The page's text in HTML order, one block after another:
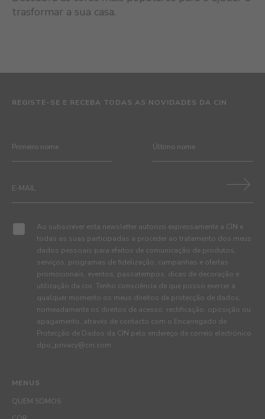
trasformar a sua casa.
MENUS
QUEM SOMOS
REGISTE-SE E RECEBA TODAS AS NOVIDADES DA CIN
Ao subscrever esta newsletter autorizo expressamente a CIN e
todas as suas participadas a proceder ao tratamento dos meus
dados pessoais para efeitos de comunicação de produtos,
serviços, programas de fidelização, campanhas e ofertas
promocionais, eventos, passatempos, dicas de decoração e
utilização da cor. Tenho consciência de que posso exercer a
qualquer momento os meus direitos de protecção de dados,
nomeadamente os direitos de acesso, rectificação, oposição ou
apagamento, através de contacto com o Encarregado de
Protecção de Dados da CIN pelo endereço de correio electrónico
dpo_privacy@cin.com